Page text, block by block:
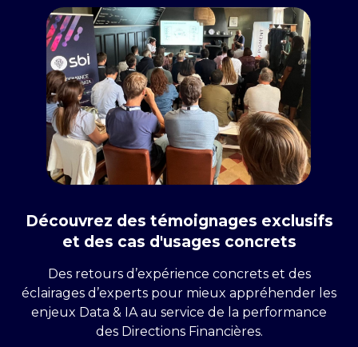
Découvrez des témoignages exclusifs
et des cas d'usages concrets
Des retours d’expérience concrets et des
éclairages d’experts pour mieux appréhender les
enjeux Data & IA au service de la performance
des Directions Financières.